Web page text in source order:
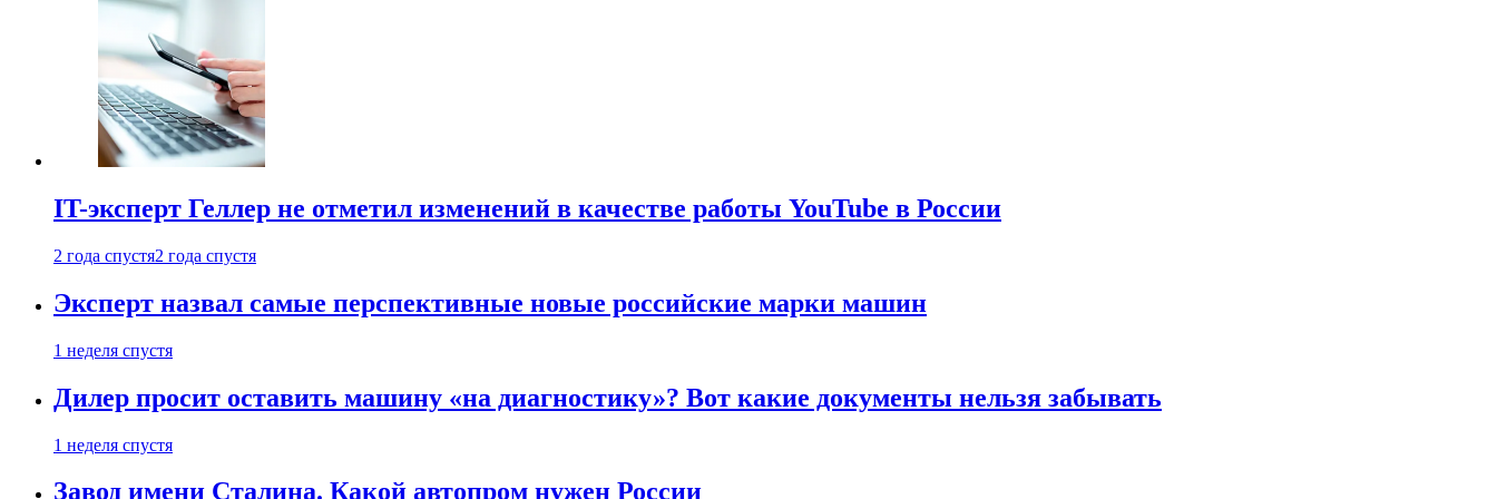
IT-эксперт Геллер не отметил изменений в качестве работы YouTube в России
2 года спустя2 года спустя
Эксперт назвал самые перспективные новые российские марки машин
1 неделя спустя
Дилер просит оставить машину «на диагностику»? Вот какие документы нельзя забывать
1 неделя спустя
Завод имени Сталина. Какой автопром нужен России